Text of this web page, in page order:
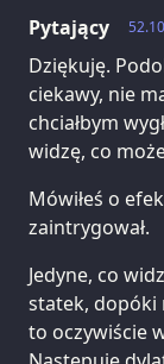
52.10
Pytający
Dziękuję.
ciekawy, nie
chciałbym
widzę, co
Mówiłeś o
zaintrygował.
Jedyne, co
statek, dopóki
to oczywiście